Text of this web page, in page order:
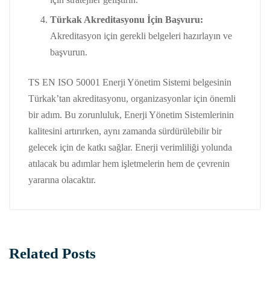
Türkak Akreditasyonu İçin Başvuru:
Akreditasyon için gerekli belgeleri hazırlayın ve
başvurun.
TS EN ISO 50001 Enerji Yönetim Sistemi belgesinin
Türkak’tan akreditasyonu, organizasyonlar için önemli
bir adım. Bu zorunluluk, Enerji Yönetim Sistemlerinin
kalitesini artırırken, aynı zamanda sürdürülebilir bir
gelecek için de katkı sağlar. Enerji verimliliği yolunda
atılacak bu adımlar hem işletmelerin hem de çevrenin
yararına olacaktır.
Related Posts